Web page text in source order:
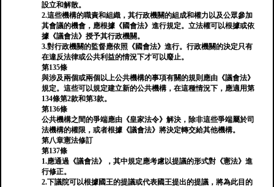
設立和解散。
2.這些機構的職責和組織，其行政機關的組成和權力以及公眾參加
其會議的機會，應根據《國會法》進行規定。立法權可以根據或依
據《議會法》授予其行政機關。
3.對行政機關的監督應依照《國會法》進行。行政機關的決定只有
在違反法律或公共利益的情況下才可以廢止。
第135條
與涉及兩個或兩個以上公共機構的事項有關的規則應由《議會法》
規定。這些可以規定建立新的公共機構，在這種情況下，應適用第
134條第2款和第3款。
第136條
公共機構之間的爭端應由《皇家法令》解決，除非這些爭端屬於司
法機構的權限，或者根據《議會法》將決定轉交給其他機構。
第八章憲法修訂
第137條
1.應通過《議會法》，其中規定應考慮以提議的形式對《憲法》進
行修正。
2.下議院可以根據國王的提議或代表國王提出的提議，將為此目的